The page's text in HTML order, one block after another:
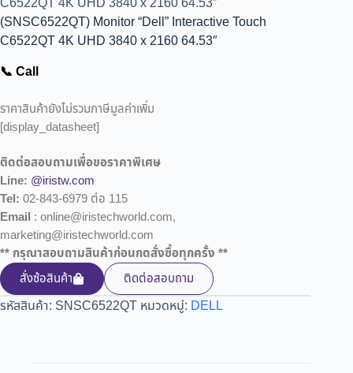
(SNSC6522QT) Monitor “Dell” Interactive Touch
C6522QT 4K UHD 3840 x 2160 64.53″
📞 Call
ราคาสินค้ายังไม่รวมภาษีมูลค่าเพิ่ม
[display_datasheet]
ติดต่อสอบถามเพื่อขอราคาพิเศษ
Line: @iristw.com
Tel: 02-843-6979 ต่อ 115
Email : online@iristechworld.com,
marketing@iristechworld.com
** กรุณาสอบถามสินค้าก่อนกดสั่งซื้อทุกครั้ง **
สั่งซ้อสินค้า
ติดต่อสอบถาม
รหัสสินค้า: SNSC6522QT หมวดหมู่: DELL